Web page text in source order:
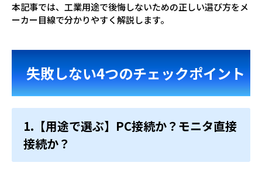
本記事では、工業用途で後悔しないための正しい選び方をメ
ーカー目線で分かりやすく解説します。
失敗しない4つのチェックポイント
1.【用途で選ぶ】PC接続か？モニタ直接
接続か？